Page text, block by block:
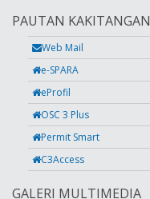
PAUTAN KAKITANGAN
Web Mail
e-SPARA
eProfil
OSC 3 Plus
Permit Smart
C3Access
GALERI MULTIMEDIA